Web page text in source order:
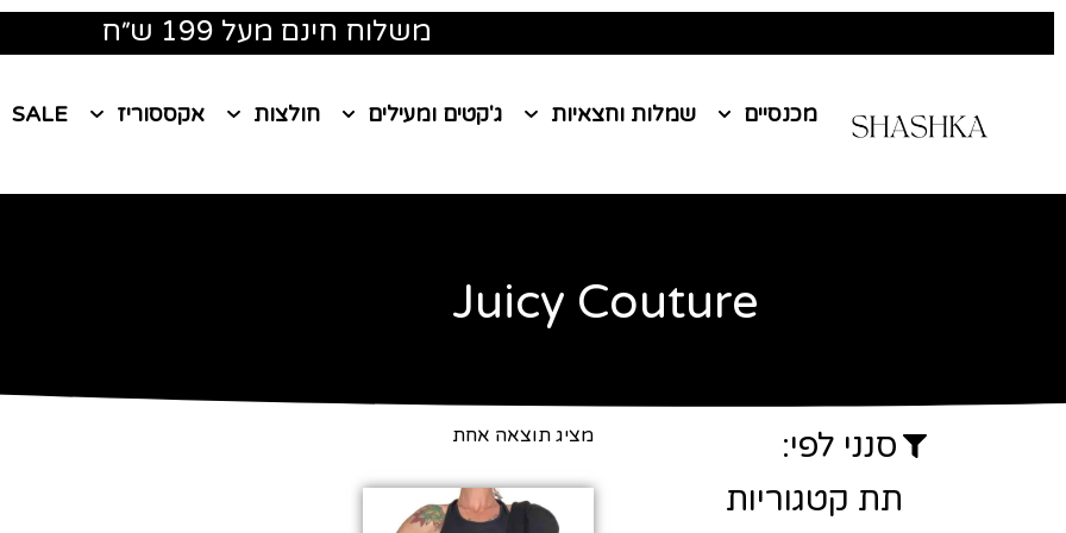
משלוח חינם מעל 199 ש״ח
מכנסיים שמלות וחצאיות ג'קטים ומעילים חולצות אקססוריז SALE
Juicy Couture
סנני לפי:
תת קטגוריות
מציג תוצאה אחת